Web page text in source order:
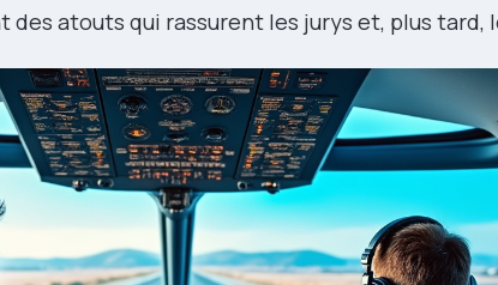
des atouts qui rassurent les jurys et, plus tard,